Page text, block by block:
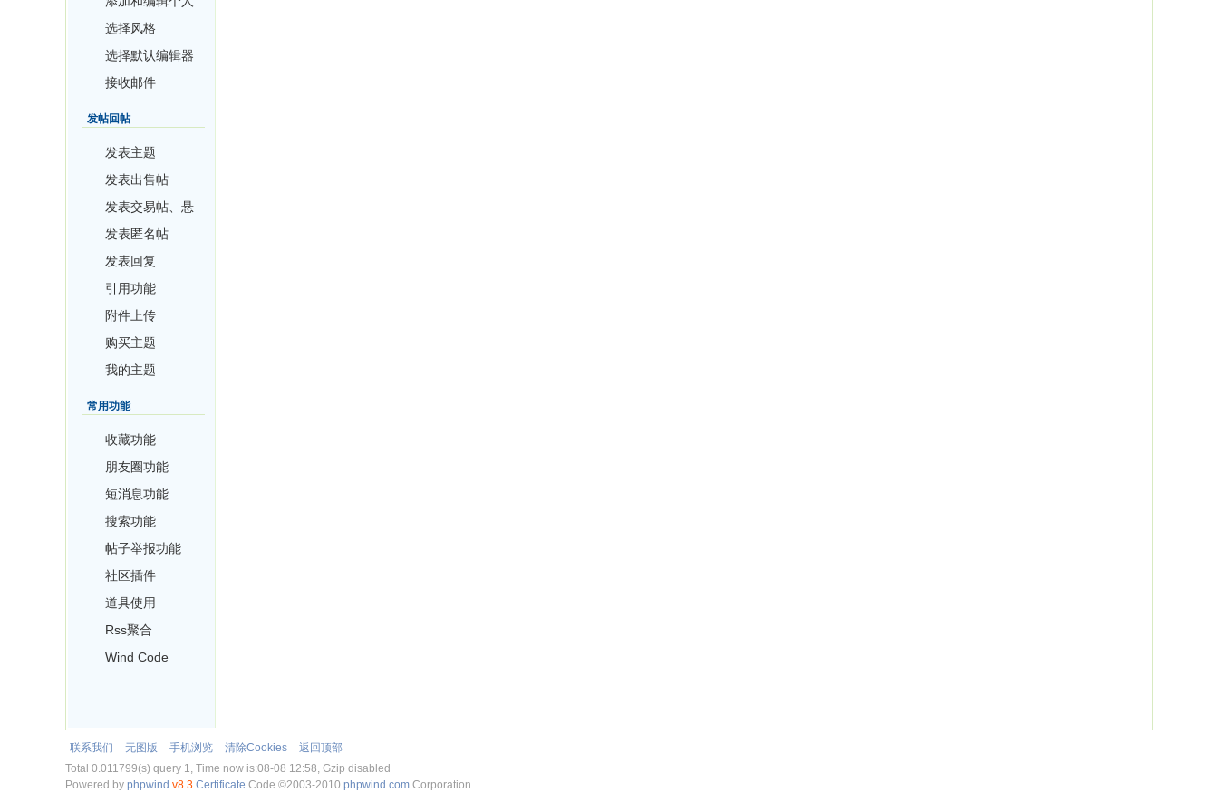
资料
选择风格
选择默认编辑器
接收邮件
发帖回帖
发表主题
发表出售帖
发表交易帖、悬
赏帖和投票帖
发表匿名帖
发表回复
引用功能
附件上传
购买主题
我的主题
常用功能
收藏功能
朋友圈功能
短消息功能
搜索功能
帖子举报功能
社区插件
道具使用
Rss聚合
Wind Code
联系我们 无图版 手机浏览 清除Cookies
返回顶部
Total 0.011799(s) query 1, Time now is:08-08 12:58, Gzip disabled
Powered by phpwind v8.3 Certificate Code ©2003-2010 phpwind.com Corporation